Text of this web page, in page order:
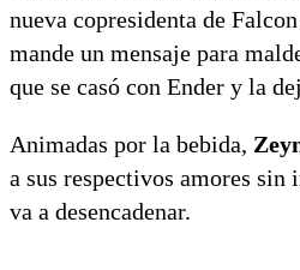
nueva copresidenta de
mande un mensaje para
que se casó con Ender y la
Animadas por la bebida,
a sus respectivos amores sin
va a desencadenar.